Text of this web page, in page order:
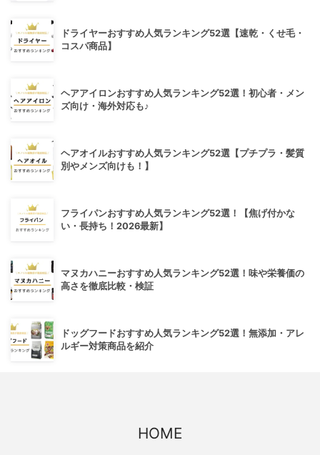
ドライヤーおすすめ人気ランキング52選【速乾・くせ毛・
コスパ商品】
ヘアアイロンおすすめ人気ランキング52選！初心者・メン
ズ向け・海外対応も♪
ヘアオイルおすすめ人気ランキング52選【プチプラ・髪質
別やメンズ向けも！】
フライパンおすすめ人気ランキング52選！【焦げ付かな
い・長持ち！2026最新】
マヌカハニーおすすめ人気ランキング52選！味や栄養価の
高さを徹底比較・検証
ドッグフードおすすめ人気ランキング52選！無添加・アレ
ルギー対策商品を紹介
HOME